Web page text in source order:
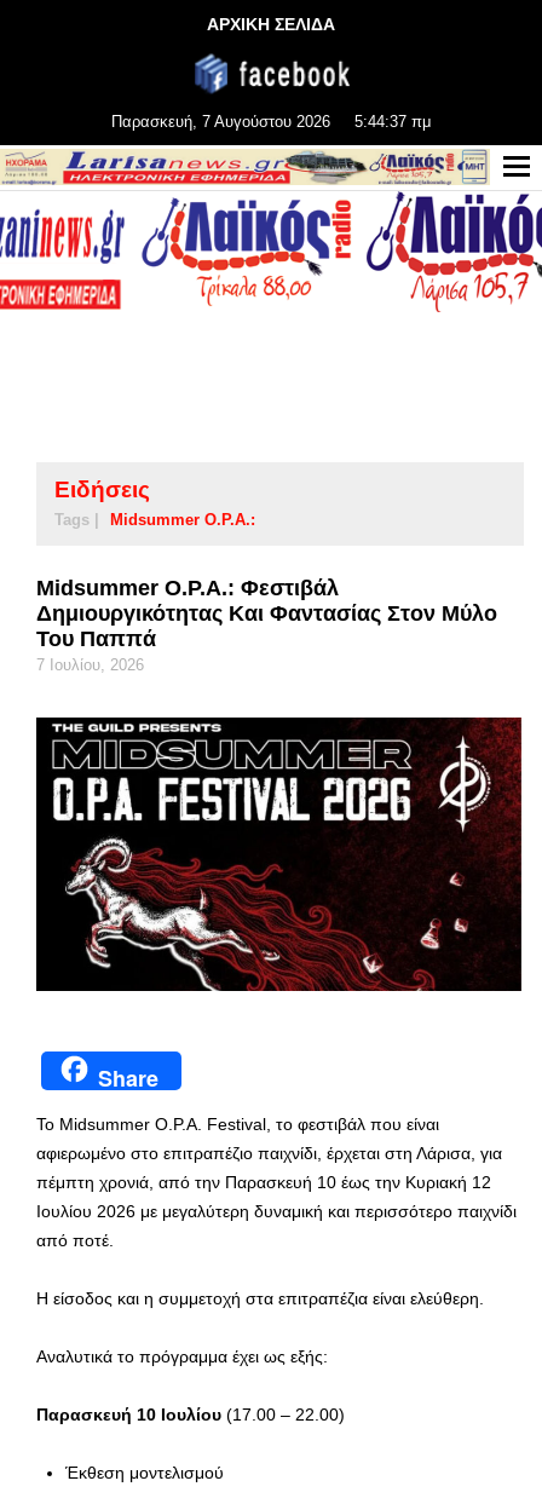
ΑΡΧΙΚΗ ΣΕΛΙΔΑ
Παρασκευή, 7 Αυγούστου 2026 5:44:37 πμ
Ειδήσεις
Tags | Midsummer O.P.A.:
Midsummer O.P.A.: Φεστιβάλ
Δημιουργικότητας Και Φαντασίας Στον Μύλο
Του Παππά
7 Ιουλίου, 2026
Share
Το Midsummer O.P.A. Festival, το φεστιβάλ που είναι
αφιερωμένο στο επιτραπέζιο παιχνίδι, έρχεται στη Λάρισα, για
πέμπτη χρονιά, από την Παρασκευή 10 έως την Κυριακή 12
Ιουλίου 2026 με μεγαλύτερη δυναμική και περισσότερο παιχνίδι
από ποτέ.
Η είσοδος και η συμμετοχή στα επιτραπέζια είναι ελεύθερη.
Αναλυτικά το πρόγραμμα έχει ως εξής:
Παρασκευή 10 Ιουλίου (17.00 – 22.00)
Έκθεση μοντελισμού